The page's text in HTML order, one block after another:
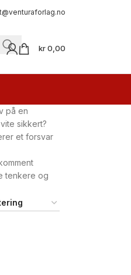
kr0,00
på en
sikkert?
et forsvar
tenkere og